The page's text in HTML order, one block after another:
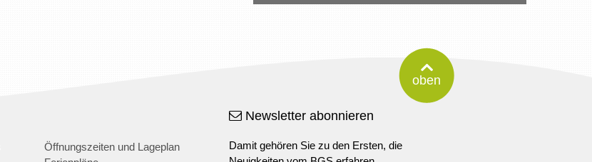
oben
Öffnungszeiten und Lageplan
Newsletter abonnieren
Damit gehören Sie zu den Ersten, die